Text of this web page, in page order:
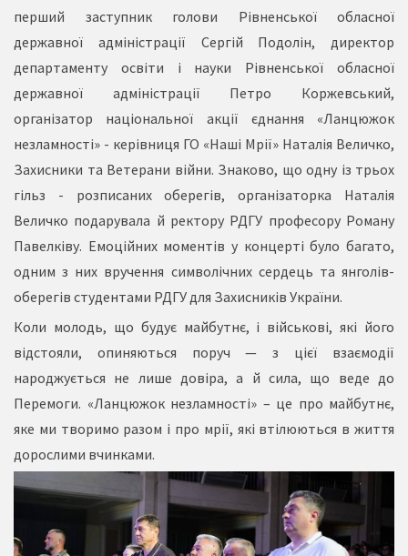
перший заступник голови Рівненської обласної
державної адміністрації Сергій Подолін, директор
департаменту освіти і науки Рівненської обласної
державної адміністрації Петро Коржевський,
організатор національної акції єднання «Ланцюжок
незламності» - керівниця ГО «Наші Мрії» Наталія Величко,
Захисники та Ветерани війни. Знаково, що одну із трьох
гільз - розписаних оберегів, організаторка Наталія
Величко подарувала й ректору РДГУ професору Роману
Павелківу. Емоційних моментів у концерті було багато,
одним з них вручення символічних сердець та янголів-
оберегів студентами РДГУ для Захисників України.
Коли молодь, що будує майбутнє, і військові, які його
відстояли, опиняються поруч — з цієї взаємодії
народжується не лише довіра, а й сила, що веде до
Перемоги. «Ланцюжок незламності» – це про майбутнє,
яке ми творимо разом і про мрії, які втілюються в життя
дорослими вчинками.